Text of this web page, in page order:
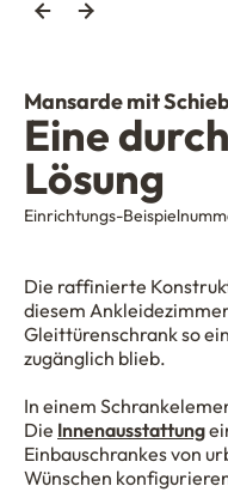
Mansarde mit
Eine
Lösung
Einrichtungs-
Die raffinierte
diesem
Gleittürenschrank so
zugänglich blieb.
In einem
Die Innenausstattung
Einbauschrankes von
Wünschen